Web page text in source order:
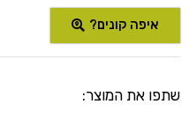
איפה קונים?
שתפו את המוצר: